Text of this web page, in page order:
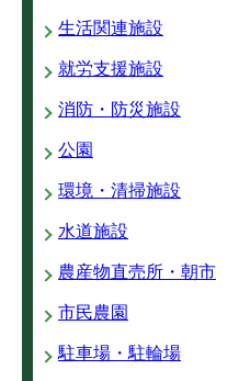
生活関連施設
就労支援施設
消防・防災施設
公園
環境・清掃施設
水道施設
農産物直売所・朝市
市民農園
駐車場・駐輪場